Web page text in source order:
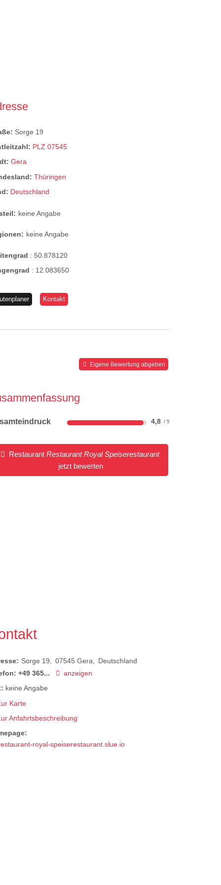
Sorge 19
PLZ 07545
Gera
Thüringen
Deutschland
keine Angabe
keine Angabe
:50.878120
: 12.083650
Kontakt
Eigene Bewertung abgeben
4,8
RestaurantRestaurant Royal Speiserestaurant
jetzt bewerten
Sorge 19 07545 Gera
Deutschland
+49 365...
anzeigen
keine Angabe
Karte
Anfahrtsbeschreibung
royal-speiserestaurant.slue.io